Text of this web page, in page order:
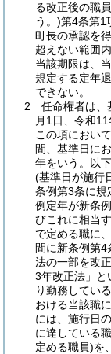
る改正後の職
う。)第4条第1
町長の承認を
超えない範囲
当該期限は、
規定する定年
できない。
2
任命権者は、
月1日、令和
この項におい
間、基準日に
年をいう。以
(基準日が施行
条例第3条に規
例定年が新条
びこれに相当
で定める職に
間に新条例第4
法の一部を改
3年改正法」と
り勤務してい
おける当該職
には、施行日
に達している
定める職員)を